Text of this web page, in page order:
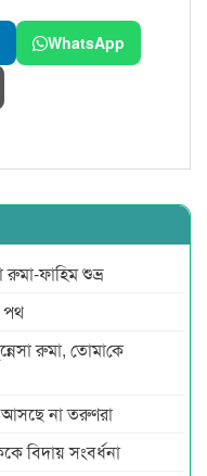
WhatsApp
রুমা-ফাহিম শুভ্র
পথ
রুমা, তোমা‌কে
না তরুণরা
বিদায় সংবর্ধনা